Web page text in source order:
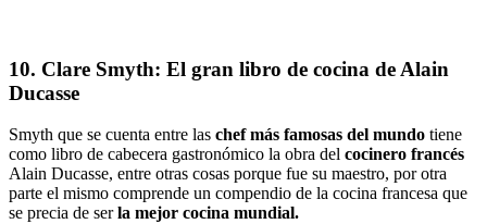
10. Clare Smyth: El gran libro de cocina de Alain
Ducasse
Smyth que se cuenta entre las chef más famosas del mundo tiene
como libro de cabecera gastronómico la obra del cocinero francés
Alain Ducasse, entre otras cosas porque fue su maestro, por otra
parte el mismo comprende un compendio de la cocina francesa que
se precia de serla mejor cocina mundial.